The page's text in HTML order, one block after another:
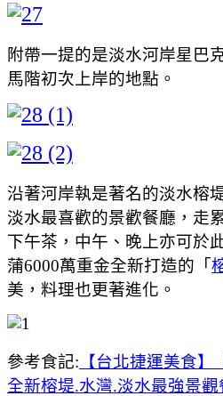
附帶一提的是淡水河岸星巴
馬階初次上岸的地點。
沿著河岸執是著名的淡水榕
淡水最喜歡的景歡餐廳，走
下午茶，中午、晚上亦可於
蒲6000萬重金全新打造的「
美，料理也更著進化。
參考食記: 【台北捷運美食
全新榕堤.水灣.淡水最強景